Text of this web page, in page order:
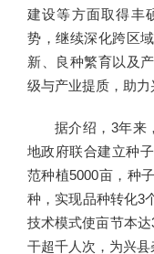
建设等方面取得丰
势，继续深化跨区
新、良种繁育以及
级与产业提质，助力
据介绍，3年来
地政府联合建立种
范种植5000亩，种
种，实现品种转化3
技术模式使亩节本
干超千人次，为兴县